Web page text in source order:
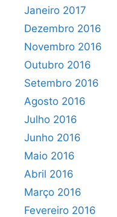
Janeiro 2017
Dezembro 2016
Novembro 2016
Outubro 2016
Setembro 2016
Agosto 2016
Julho 2016
Junho 2016
Maio 2016
Abril 2016
Março 2016
Fevereiro 2016